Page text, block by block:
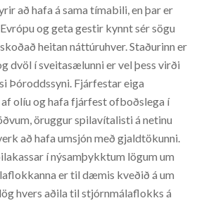
að hafa á sama tímabili, en þar er
og geta gestir kynnt sér sögu
heitan náttúruhver. Staðurinn er
dvöl í sveitasælunni er vel þess virði
Þóroddssyni. Fjárfestar eiga
olíu og hafa fjárfest ofboðslega í
öruggur spilavítalisti á netinu
að hafa umsjón með gjaldtökunni.
í nýsamþykktum lögum um
er til dæmis kveðið á um
hvers aðila til stjórnmálaflokks á